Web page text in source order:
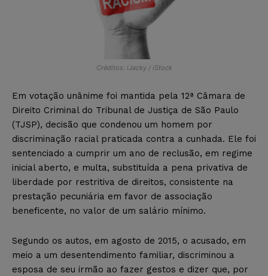
Créditos: iJacky / iStock
Em votação unânime foi mantida pela 12ª Câmara de
Direito Criminal do Tribunal de Justiça de São Paulo
(TJSP), decisão que condenou um homem por
discriminação racial praticada contra a cunhada. Ele foi
sentenciado a cumprir um ano de reclusão, em regime
inicial aberto, e multa, substituída a pena privativa de
liberdade por restritiva de direitos, consistente na
prestação pecuniária em favor de associação
beneficente, no valor de um salário mínimo.
Segundo os autos, em agosto de 2015, o acusado, em
meio a um desentendimento familiar, discriminou a
esposa de seu irmão ao fazer gestos e dizer que, por